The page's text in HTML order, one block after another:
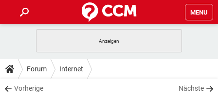
MENU
ANDROID
WINDOWS 10
TIPPS & TRICKS
SPIELE
DOWNLOADS
Forum Internet
Vorherige Nächste